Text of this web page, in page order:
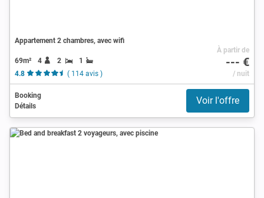
Appartement 2 chambres, avec wifi
69m² 4 2
1
4.8
( 114 avis )
À partir de
--- €
/ nuit
Booking
Détails
Voir l'offre